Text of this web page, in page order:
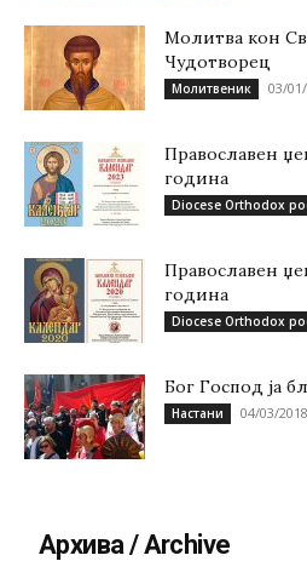
Молитва кон
Чудотворец
Молитвеник 03/
Православен
година
Diocese Orthodox
Православен
година
Diocese Orthodox
Бог Господ ја
Настани 04/03/2018
Архива / Archive